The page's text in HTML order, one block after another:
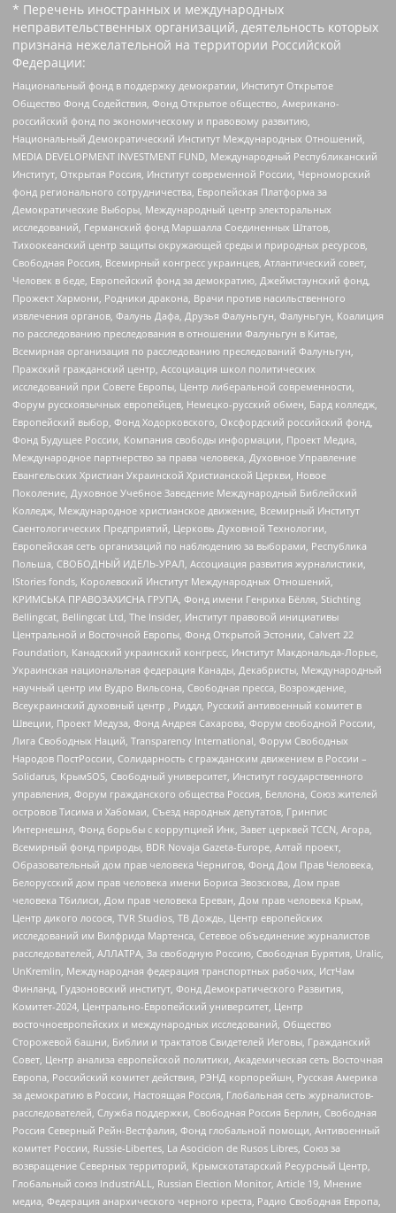
* Перечень иностранных и международных
неправительственных организаций, деятельность которых
признана нежелательной на территории Российской
Федерации:
Национальный фонд в поддержку демократии, Институт Открытое
Общество Фонд Содействия, Фонд Открытое общество, Американо-
российский фонд по экономическому и правовому развитию,
Национальный Демократический Институт Международных Отношений,
MEDIA DEVELOPMENT INVESTMENT FUND, Международный Республиканский
Институт, Открытая Россия, Институт современной России, Черноморский
фонд регионального сотрудничества, Европейская Платформа за
Демократические Выборы, Международный центр электоральных
исследований, Германский фонд Маршалла Соединенных Штатов,
Тихоокеанский центр защиты окружающей среды и природных ресурсов,
Свободная Россия, Всемирный конгресс украинцев, Атлантический совет,
Человек в беде, Европейский фонд за демократию, Джеймстаунский фонд,
Прожект Хармони, Родники дракона, Врачи против насильственного
извлечения органов, Фалунь Дафа, Друзья Фалуньгун, Фалуньгун, Коалиция
по расследованию преследования в отношении Фалуньгун в Китае,
Всемирная организация по расследованию преследований Фалуньгун,
Пражский гражданский центр, Ассоциация школ политических
исследований при Совете Европы, Центр либеральной современности,
Форум русскоязычных европейцев, Немецко-русский обмен, Бард колледж,
Европейский выбор, Фонд Ходорковского, Оксфордский российский фонд,
Фонд Будущее России, Компания свободы информации, Проект Медиа,
Международное партнерство за права человека, Духовное Управление
Евангельских Христиан Украинской Христианской Церкви, Новое
Поколение, Духовное Учебное Заведение Международный Библейский
Колледж, Международное христианское движение, Всемирный Институт
Саентологических Предприятий, Церковь Духовной Технологии,
Европейская сеть организаций по наблюдению за выборами, Республика
Польша, СВОБОДНЫЙ ИДЕЛЬ-УРАЛ, Ассоциация развития журналистики,
IStories fonds, Королевский Институт Международных Отношений,
КРИМСЬКА ПРАВОЗАХИСНА ГРУПА, Фонд имени Генриха Бёлля, Stichting
Bellingcat, Bellingcat Ltd, The Insider, Институт правовой инициативы
Центральной и Восточной Европы, Фонд Открытой Эстонии, Calvert 22
Foundation, Канадский украинский конгресс, Институт Макдональда-Лорье,
Украинская национальная федерация Канады, Декабристы, Международный
научный центр им Вудро Вильсона, Свободная пресса, Возрождение,
Всеукраинский духовный центр , Риддл, Русский антивоенный комитет в
Швеции, Проект Медуза, Фонд Андрея Сахарова, Форум свободной России,
Лига Свободных Наций, Transparеncy International, Форум Свободных
Народов ПостРоссии, Солидарность с гражданским движением в России –
Solidarus, КрымSOS, Свободный университет, Институт государственного
управления, Форум гражданского общества Россия, Беллона, Союз жителей
островов Тисима и Хабомаи, Съезд народных депутатов, Гринпис
Интернешнл, Фонд борьбы с коррупцией Инк, Завет церквей TCCN, Агора,
Всемирный фонд природы, BDR Novaja Gazeta-Europe, Алтай проект,
Образовательный дом прав человека Чернигов, Фонд Дом Прав Человека,
Белорусский дом прав человека имени Бориса Звозскова, Дом прав
человека Тбилиси, Дом прав человека Ереван, Дом прав человека Крым,
Центр дикого лосося, TVR Studios, ТВ Дождь, Центр европейских
исследований им Вилфрида Мартенса, Сетевое объединение журналистов
расследователей, АЛЛАТРА, За свободную Россию, Свободная Бурятия, Uralic,
UnKremlin, Международная федерация транспортных рабочих, ИстЧам
Финланд, Гудзоновский институт, Фонд Демократического Развития,
Комитет-2024, Центрально-Европейский университет, Центр
восточноевропейских и международных исследований, Общество
Сторожевой башни, Библии и трактатов Свидетелей Иеговы, Гражданский
Совет, Центр анализа европейской политики, Академическая сеть Восточная
Европа, Российский комитет действия, РЭНД корпорейшн, Русская Америка
за демократию в России, Настоящая Россия, Глобальная сеть журналистов-
расследователей, Служба поддержки, Свободная Россия Берлин, Свободная
Россия Северный Рейн-Вестфалия, Фонд глобальной помощи, Антивоенный
комитет России, Russie-Libertes, La Asocicion de Rusos Libres, Союз за
возвращение Северных территорий, Крымскотатарский Ресурсный Центр,
Глобальный союз IndustriALL, Russian Election Monitor, Article 19, Мнение
медиа, Федерация анархического черного креста, Радио Свободная Европа,